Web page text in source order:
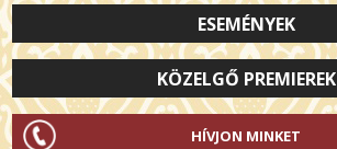
ESEMÉNYEK
KÖZELGŐ PREMIEREK
HÍVJON MINKET